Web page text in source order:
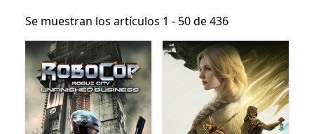
Se muestran los artículos 1 - 50 de 436
Se muestran los artículos 1 - 50 de 436